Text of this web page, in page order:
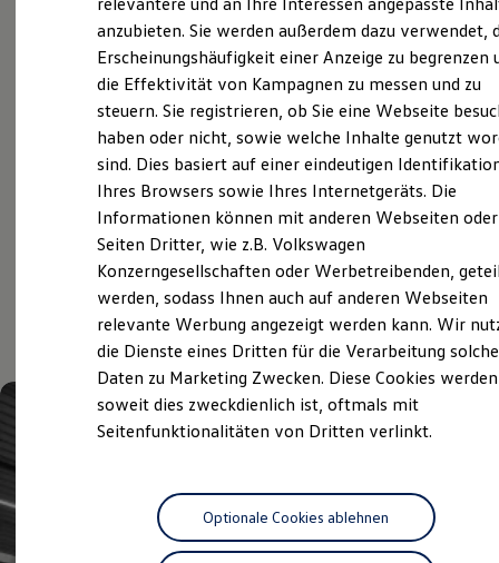
VW Connect für Ihren Transporter/Caravelle
VW Connect für Ihren Amarok
VW Connect für andere Modelle
Fleet Interface Data
Multistop Pathfinder
Übersicht Software Updates
Digitales Bordbuch
Fahrerassistenz- und Sicherheitssysteme
Kontrollleuchten
Kurzfahrprofile und Ölverdünnung
Batterieverordnung
XTL-Dieselkraftstoff
Ersatzteile und Betriebsflüssigkeiten
Original Zubehör und Lifestyle Produkte
myVolkswagen
myVolkswagen Business
Elektrisch & Autonom
Unser Ansatz
Reichweitensimulator
Ladezeitensimulator
Ladelösungen für Privatkunden
Ladelösungen für Gewerbekunden
Unsere Leistungenim
Überblick
Service
Volkswagen Economy
Service
Aktuelle Highlights
und Angebote
anzubieten. Sie werden außerdem dazu verwendet,
Erscheinungshäufigkeit einer Anzeige zu begrenzen
die Effektivität von Kampagnen zu messen und zu
steuern. Sie registrieren, ob Sie eine Webseite
haben oder nicht, sowie welche Inhalte genutzt
sind. Dies basiert auf einer eindeutigen
Ihres Browsers sowie Ihres Internetgeräts. Die
Informationen können mit anderen Webseiten oder
Seiten Dritter, wie z.B. Volkswagen
Konzerngesellschaften oder Werbetreibenden,
werden, sodass Ihnen auch auf anderen Webseiten
relevante Werbung angezeigt werden kann. Wir
die Dienste eines Dritten für die Verarbeitung
Daten zu Marketing Zwecken. Diese Cookies
soweit dies zweckdienlich ist, oftmals mit
Seitenfunktionalitäten von Dritten verlinkt.
Optionale Cookies ablehnen